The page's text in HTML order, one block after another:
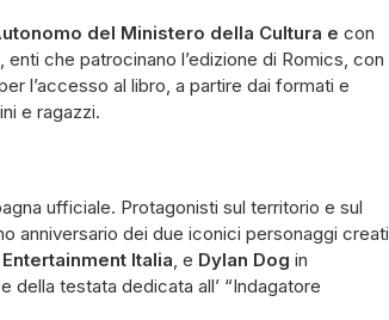
del Ministero della Cultura e con
, enti che patrocinano l’edizione di Romics, con
l’accesso al libro, a partire dai formati e
e ragazzi.
ufficiale. Protagonisti sul territorio e sul
anniversario dei due iconici personaggi creati
Italia, e Dylan Dog in
della testata dedicata all’ “Indagatore